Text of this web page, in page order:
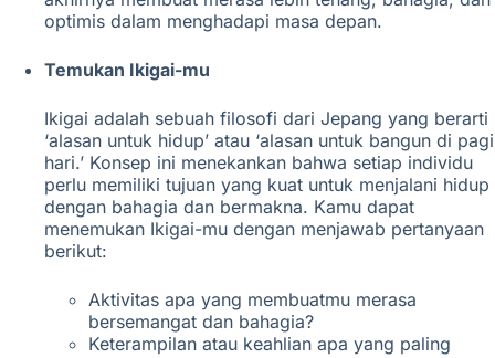
optimis dalam menghadapi masa depan.
Temukan Ikigai-mu
Ikigai adalah sebuah filosofi dari Jepang yang berarti
‘alasan untuk hidup’ atau ‘alasan untuk bangun di pagi
hari.’ Konsep ini menekankan bahwa setiap individu
perlu memiliki tujuan yang kuat untuk menjalani hidup
dengan bahagia dan bermakna. Kamu dapat
menemukan Ikigai-mu dengan menjawab pertanyaan
berikut:
Aktivitas apa yang membuatmu merasa
bersemangat dan bahagia?
Keterampilan atau keahlian apa yang paling